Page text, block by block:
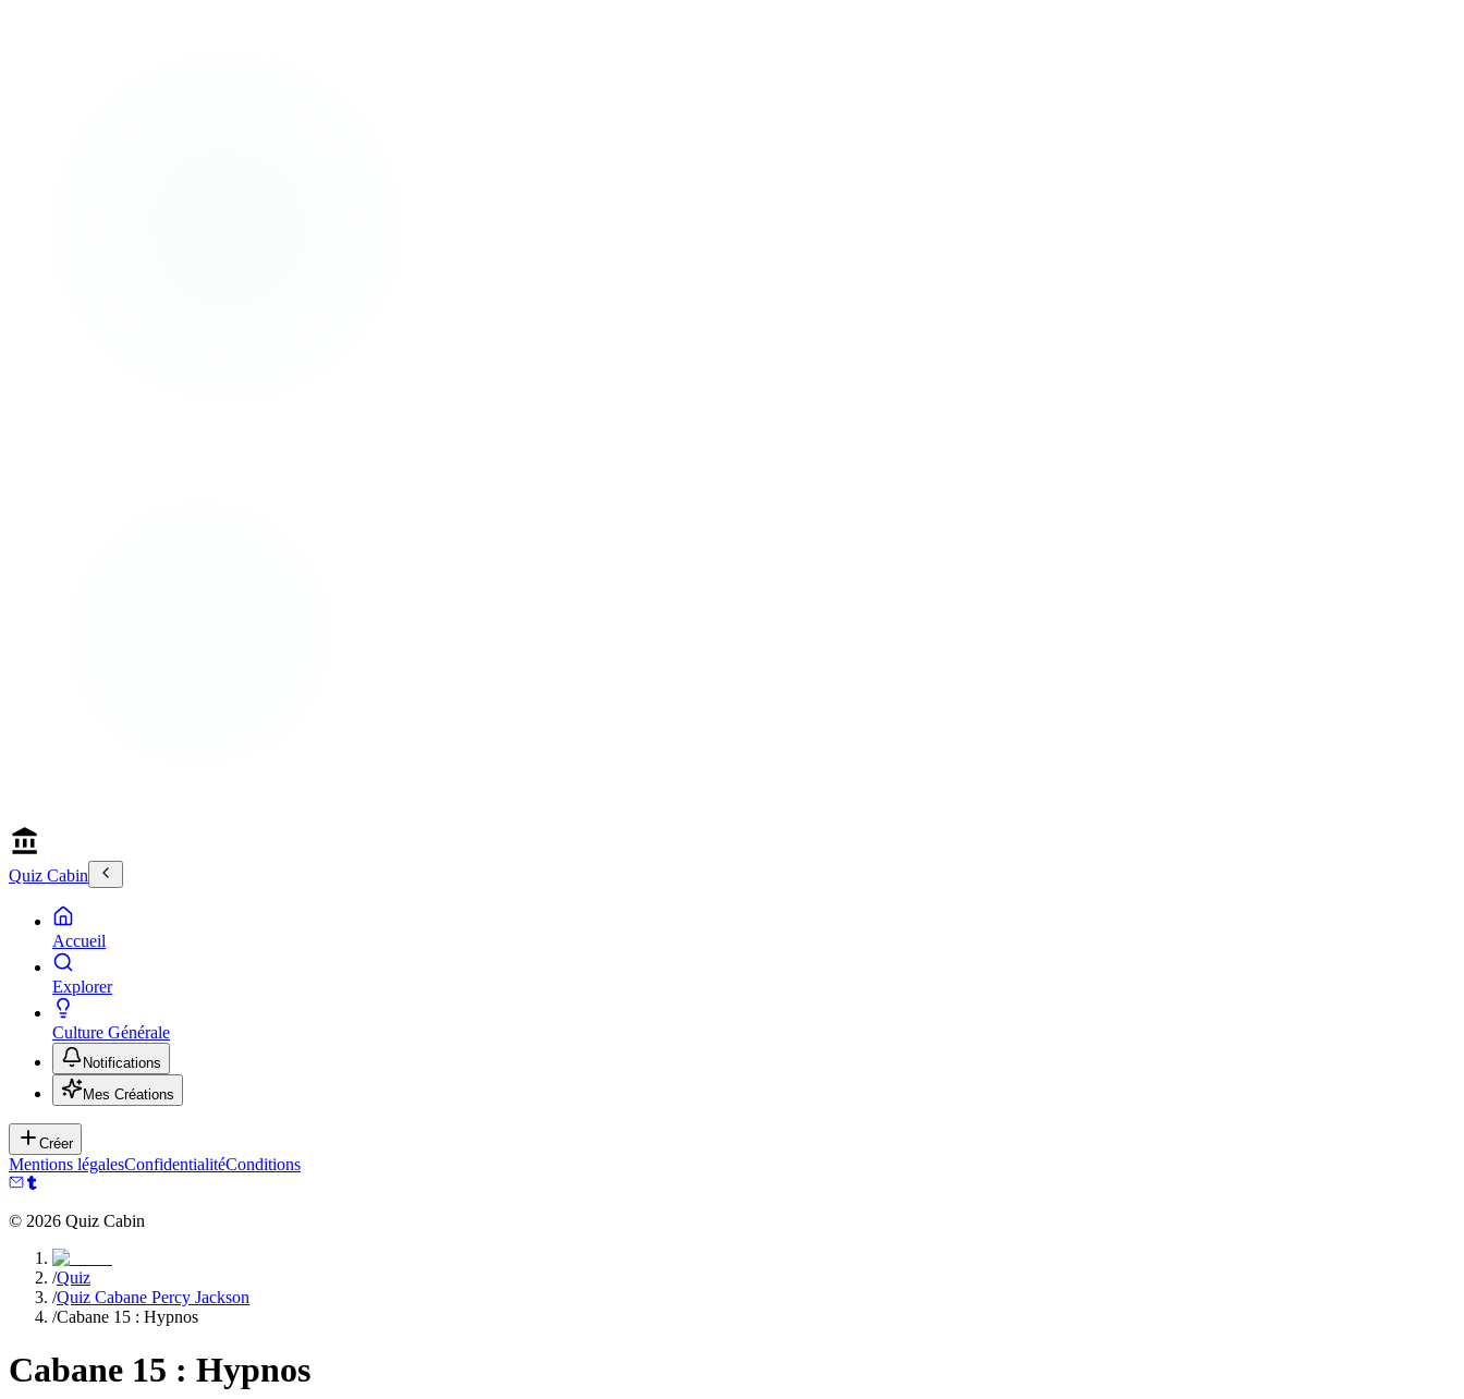
Quiz Cabin
Accueil
Explorer
Culture Générale
Notifications
Mes Créations
Créer
Mentions légalesConfidentialitéConditions
© 2026 Quiz Cabin
/Quiz
/Quiz Cabane Percy Jackson
/Cabane 15 : Hypnos
Cabane 15 : Hypnos